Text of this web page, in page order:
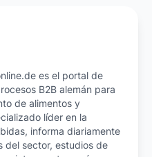
es el portal de
B2B alemán para
de alimentos y
líder en la
informa diariamente
del sector, estudios de